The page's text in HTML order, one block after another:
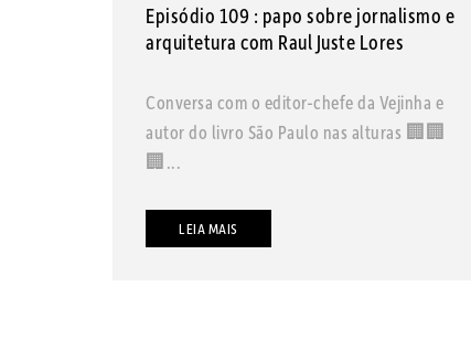
Episódio 109 : papo sobre jornalismo e
arquitetura com Raul Juste Lores
Conversa com o editor-chefe da Vejinha e
autor do livro São Paulo nas alturas 🏢🏢
🏢...
LEIA MAIS